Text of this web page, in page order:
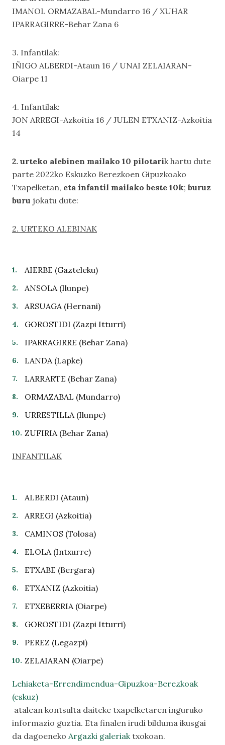
IMANOL ORMAZABAL-Mundarro 16 / XUHAR
IPARRAGIRRE-Behar Zana 6
3. Infantilak:
IÑIGO ALBERDI-Ataun 16 / UNAI ZELAIARAN-
Oiarpe 11
4. Infantilak:
JON ARREGI-Azkoitia 16 / JULEN ETXANIZ-Azkoitia
14
2. urteko alebinen mailako 10 pilotarik hartu dute
parte 2022ko Eskuzko Berezkoen Gipuzkoako
Txapelketan, eta infantil mailako beste 10k; buruz
buru jokatu dute:
2. URTEKO ALEBINAK
AIERBE (Gazteleku)
ANSOLA (Ilunpe)
ARSUAGA (Hernani)
GOROSTIDI (Zazpi Itturri)
IPARRAGIRRE (Behar Zana)
LANDA (Lapke)
LARRARTE (Behar Zana)
ORMAZABAL (Mundarro)
URRESTILLA (Ilunpe)
ZUFIRIA (Behar Zana)
INFANTILAK
ALBERDI (Ataun)
ARREGI (Azkoitia)
CAMINOS (Tolosa)
ELOLA (Intxurre)
ETXABE (Bergara)
ETXANIZ (Azkoitia)
ETXEBERRIA (Oiarpe)
GOROSTIDI (Zazpi Itturri)
PEREZ (Legazpi)
ZELAIARAN (Oiarpe)
Lehiaketa-Errendimendua-Gipuzkoa-Berezkoak
(eskuz)
atalean kontsulta daiteke txapelketaren inguruko
informazio guztia. Eta finalen irudi bilduma ikusgai
da dagoeneko Argazki galeriaktxokoan.